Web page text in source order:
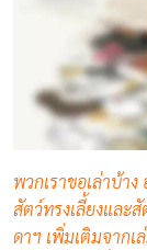
พวกเราขอเล่าบ้า
สัตว์ทรงเลี้ยงและ
ดาฯ เพิ่มเติมจากเ